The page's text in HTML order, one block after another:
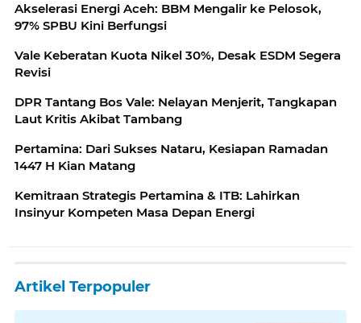
Akselerasi Energi Aceh: BBM Mengalir ke Pelosok,
97% SPBU Kini Berfungsi
Vale Keberatan Kuota Nikel 30%, Desak ESDM Segera
Revisi
DPR Tantang Bos Vale: Nelayan Menjerit, Tangkapan
Laut Kritis Akibat Tambang
Pertamina: Dari Sukses Nataru, Kesiapan Ramadan
1447 H Kian Matang
Kemitraan Strategis Pertamina & ITB: Lahirkan
Insinyur Kompeten Masa Depan Energi
Artikel Terpopuler